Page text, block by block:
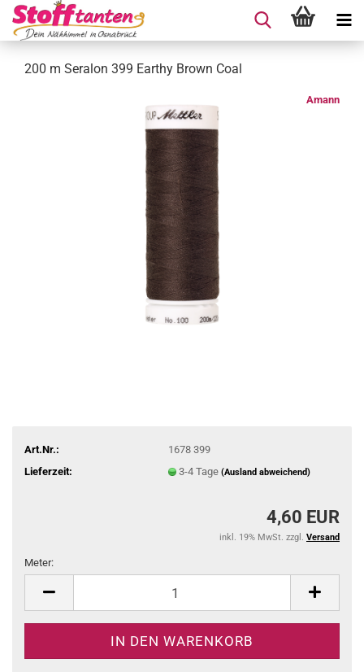
200 m Seralon 399 Earthy Brown Coal
Amann
Art.Nr.:
1678 399
Lieferzeit:
3-4 Tage (Ausland abweichend)
4,60 EUR
inkl. 19% MwSt. zzgl. Versand
Meter: